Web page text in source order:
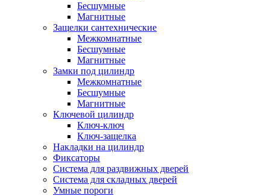
Бесшумные
Магнитные
Защелки сантехнические
Межкомнатные
Бесшумные
Магнитные
Замки под цилиндр
Межкомнатные
Бесшумные
Магнитные
Ключевой цилиндр
Ключ-ключ
Ключ-защелка
Накладки на цилиндр
Фиксаторы
Система для раздвижных дверей
Система для складных дверей
Умные пороги